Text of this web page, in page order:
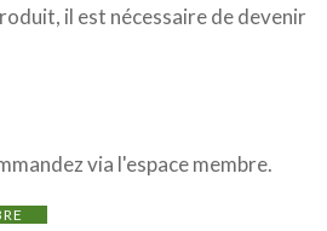
il est nécessaire de devenir
via l'espace membre.